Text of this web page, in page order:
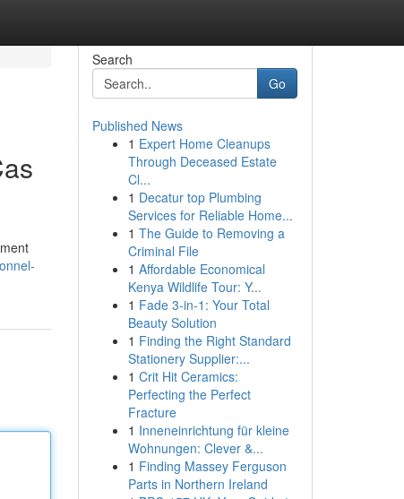
Search
Go
Published News
1 Expert Home Cleanups
Through Deceased Estate
Cl...
1 Decatur top Plumbing
Services for Reliable Home...
1 The Guide to Removing a
Criminal File
1 Affordable Economical
Kenya Wildlife Tour: Y...
1 Fade 3-in-1: Your Total
Beauty Solution
1 Finding the Right Standard
Stationery Supplier:...
1 Crit Hit Ceramics:
Perfecting the Perfect
Fracture
1 Inneneinrichtung für kleine
Wohnungen: Clever &...
1 Finding Massey Ferguson
Parts in Northern Ireland